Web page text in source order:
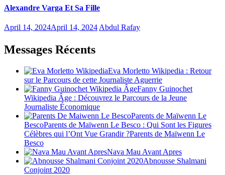
Alexandre Varga Et Sa Fille
April 14, 2024April 14, 2024 Abdul Rafay
Messages Récents
Eva Morletto Wikipedia : Retour
sur le Parcours de cette Journaliste Aguerrie
Fanny Guinochet
Wikipedia Âge : Découvrez le Parcours de la Jeune
Journaliste Économique
Parents de Maïwenn Le
BescoParents de Maïwenn Le Besco : Qui Sont les Figures
Célèbres qui l’Ont Vue Grandir ?Parents de Maïwenn Le
Besco
Nava Mau Avant Apres
Abnousse Shalmani
Conjoint 2020